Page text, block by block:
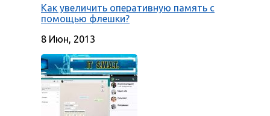
Как увеличить оперативную память с
помощью флешки?
8 Июн, 2013